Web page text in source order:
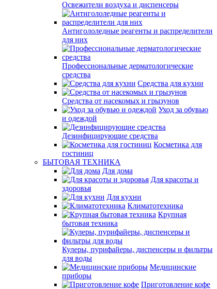
Освежители воздуха и диспенсеры
Антигололедные реагенты и распределители
для них
Профессиональные дерматологические
средства
Средства для кухни
Средства от насекомых и грызунов
Уход за обувью
и одеждой
Дезинфицирующие средства
Косметика для
гостиниц
БЫТОВАЯ ТЕХНИКА
Для дома
Для красоты и
здоровья
Для кухни
Климатотехника
Крупная
бытовая техника
Кулеры, пурифайеры, диспенсеры и фильтры
для воды
Медицинские
приборы
Приготовление кофе